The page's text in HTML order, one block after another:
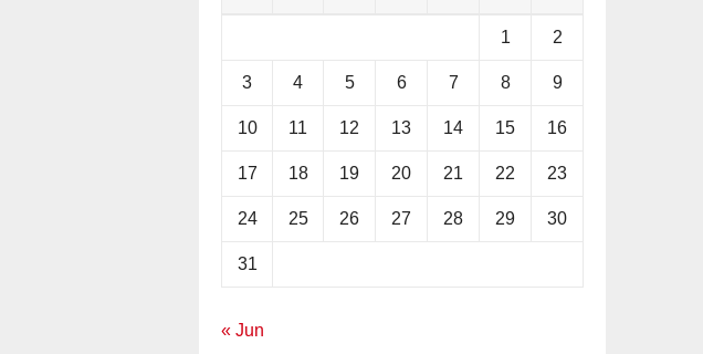
1 2
3 4 5 6 7 8 9
10 11 12 13 14 15 16
17 18 19 20 21 22 23
24 25 26 27 28 29 30
31
« Jun